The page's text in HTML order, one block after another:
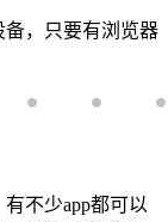
，只要有浏览器
不少app都可以